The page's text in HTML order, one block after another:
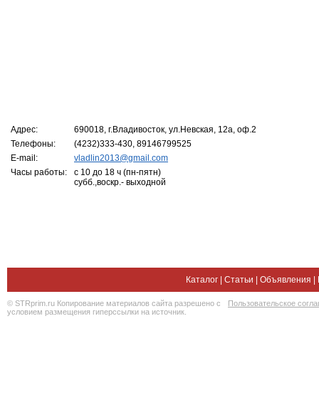
Адрес:
690018, г.Владивосток, ул.Невская, 12а, оф.2
Телефоны:
(4232)333-430, 89146799525
E-mail:
vladlin2013@gmail.com
Часы работы:
c 10 до 18 ч (пн-пятн)
субб.,воскр.- выходной
Каталог Статьи Объявления
© STRprim.ru Копирование материалов сайта разрешено с
условием размещения гиперссылки на источник.
Пользовательское